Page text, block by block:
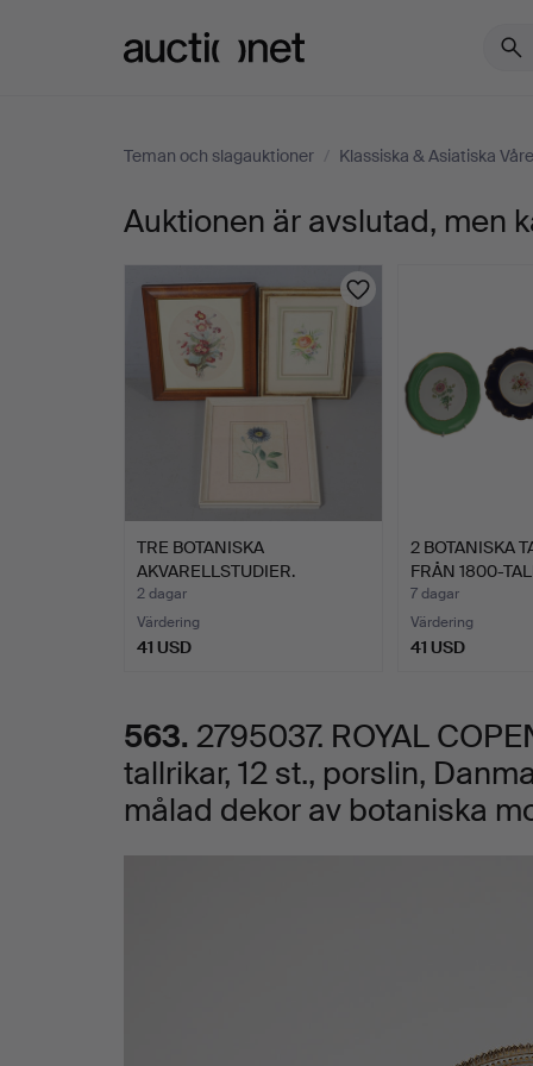
Teman och slagauktioner / Klassiska & Asiatiska
563.
ROYAL
COPENHAGEN,
"Flora
Danica",
djupa
tallrikar,
12
porslin,
Danmark,
1950/60-
Auktionen är avslutad, men
TRE BOTANISKA
AKVARELLSTUDIER.
2 dagar
Värdering
41 USD
2 BOTANISKA
FRÅN 1800-
7 dagar
Värdering
41 USD
563. 2795037. ROYAL
tallrikar, 12 st., porslin,
målad dekor av botaniska